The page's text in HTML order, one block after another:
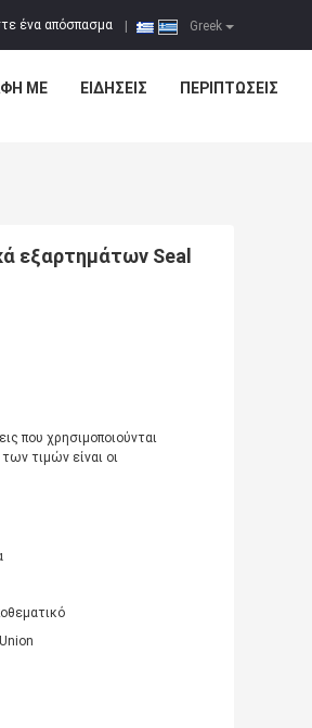
Greek
ένα απόσπασμα
ΜΕ ΕΙΔΉΣΕΙΣ ΠΕΡΙΠΤΏΣΕΙΣ
εξαρτημάτων Seal
που χρησιμοποιούνται
τιμών είναι οι